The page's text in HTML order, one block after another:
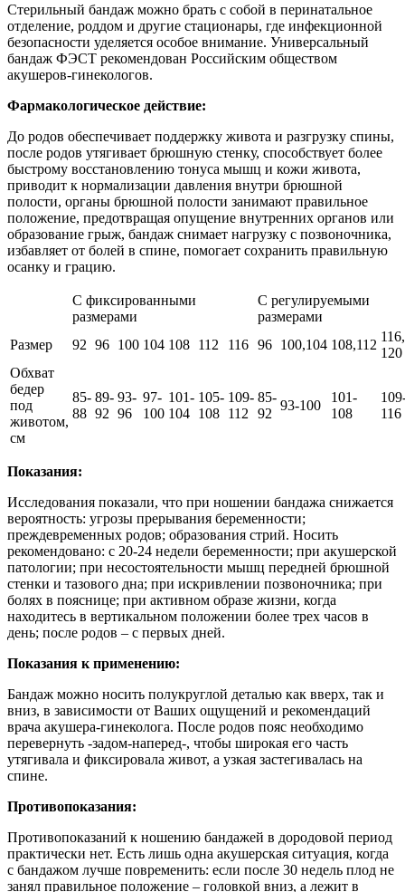
Стерильный бандаж можно брать с собой в перинатальное
отделение, роддом и другие стационары, где инфекционной
безопасности уделяется особое внимание. Универсальный
бандаж ФЭСТ рекомендован Российским обществом
акушеров-гинекологов.
Фармакологическое действие:
До родов обеспечивает поддержку живота и разгрузку спины,
после родов утягивает брюшную стенку, способствует более
быстрому восстановлению тонуса мышц и кожи живота,
приводит к нормализации давления внутри брюшной
полости, органы брюшной полости занимают правильное
положение, предотвращая опущение внутренних органов или
образование грыж, бандаж снимает нагрузку с позвоночника,
избавляет от болей в спине, помогает сохранить правильную
осанку и грацию.
С фиксированными
размерами
С регулируемыми
размерами
Размер
92 96 100 104 108 112 116 96 100,104 108,112
116,
120
Обхват
бедер
под
животом,
см
85-
88
89-
92
93-
96
97-
100
101-
104
105-
108
109-
112
85-
92
93-100
101-
108
116
Показания:
Исследования показали, что при ношении бандажа снижается
вероятность: угрозы прерывания беременности;
преждевременных родов; образования стрий. Носить
рекомендовано: с 20-24 недели беременности; при акушерской
патологии; при несостоятельности мышц передней брюшной
стенки и тазового дна; при искривлении позвоночника; при
болях в пояснице; при активном образе жизни, когда
находитесь в вертикальном положении более трех часов в
день; после родов – с первых дней.
Показания к применению:
Бандаж можно носить полукруглой деталью как вверх, так и
вниз, в зависимости от Ваших ощущений и рекомендаций
врача акушера-гинеколога. После родов пояс необходимо
перевернуть -задом-наперед-, чтобы широкая его часть
утягивала и фиксировала живот, а узкая застегивалась на
спине.
Противопоказания:
Противопоказаний к ношению бандажей в дородовой период
практически нет. Есть лишь одна акушерская ситуация, когда
с бандажом лучше повременить: если после 30 недель плод не
занял правильное положение – головкой вниз, а лежит в